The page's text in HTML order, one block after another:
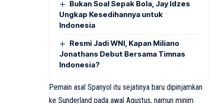
Bukan Soal Sepak Bola, Jay Idzes
Ungkap Kesedihannya untuk
Indonesia
Resmi Jadi WNI, Kapan Miliano
Jonathans Debut Bersama Timnas
Indonesia?
Pemain asal Spanyol itu sejatinya baru dipinjamkan
ke Sunderland pada awal Agustus, namun minim